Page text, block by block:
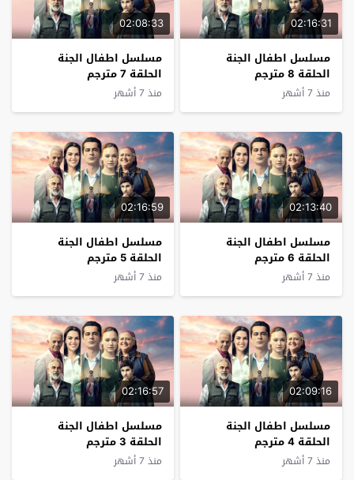
02:16:31
مسلسل اطفال الجنة
الحلقة 8 مترجم
منذ 7 أشهر
02:08:33
مسلسل اطفال الجنة
الحلقة 7 مترجم
منذ 7 أشهر
02:13:40
مسلسل اطفال الجنة
الحلقة 6 مترجم
منذ 7 أشهر
02:16:59
مسلسل اطفال الجنة
الحلقة 5 مترجم
منذ 7 أشهر
02:09:16
مسلسل اطفال الجنة
الحلقة 4 مترجم
منذ 7 أشهر
02:16:57
مسلسل اطفال الجنة
الحلقة 3 مترجم
منذ 7 أشهر